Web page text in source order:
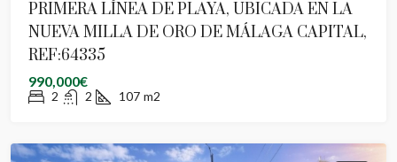
PRIMERA LÍNEA DE PLAYA, UBICADA EN LA
NUEVA MILLA DE ORO DE MÁLAGA CAPITAL,
REF:64335
990,000€
2 2 107 m2